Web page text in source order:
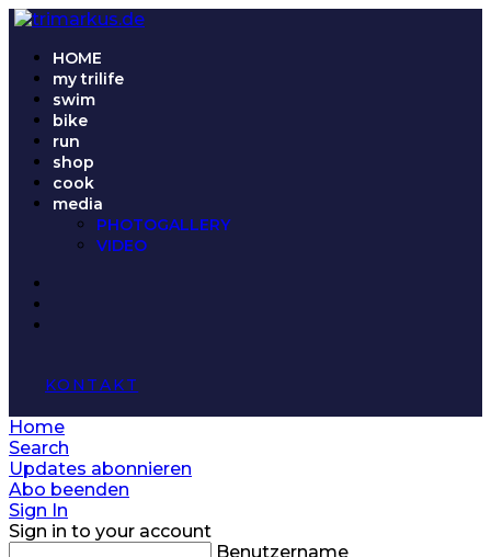
HOME
my trilife
swim
bike
run
shop
cook
media
PHOTOGALLERY
VIDEO
KONTAKT
Home
Search
Updates abonnieren
Abo beenden
Sign In
Sign in to your account
Benutzername